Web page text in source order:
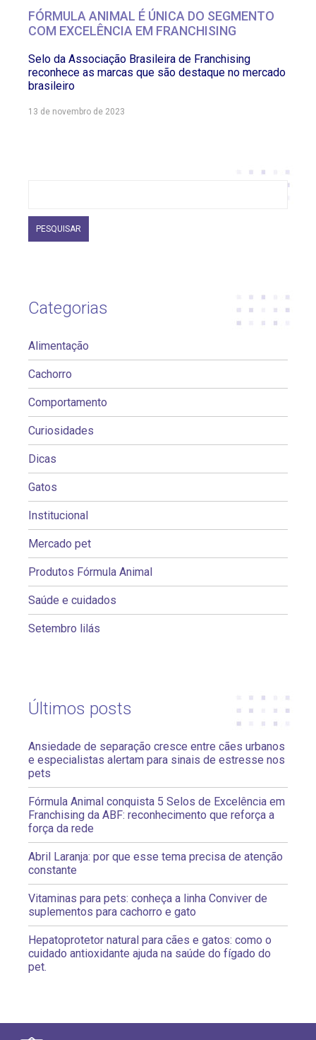
FÓRMULA ANIMAL É ÚNICA DO SEGMENTO
COM EXCELÊNCIA EM FRANCHISING
Selo da Associação Brasileira de Franchising
reconhece as marcas que são destaque no mercado
brasileiro
13 de novembro de 2023
Categorias
Alimentação
Cachorro
Comportamento
Curiosidades
Dicas
Gatos
Institucional
Mercado pet
Produtos Fórmula Animal
Saúde e cuidados
Setembro lilás
Últimos posts
Ansiedade de separação cresce entre cães urbanos
e especialistas alertam para sinais de estresse nos
pets
Fórmula Animal conquista 5 Selos de Excelência em
Franchising da ABF: reconhecimento que reforça a
força da rede
Abril Laranja: por que esse tema precisa de atenção
constante
Vitaminas para pets: conheça a linha Conviver de
suplementos para cachorro e gato
Hepatoprotetor natural para cães e gatos: como o
cuidado antioxidante ajuda na saúde do fígado do
pet.